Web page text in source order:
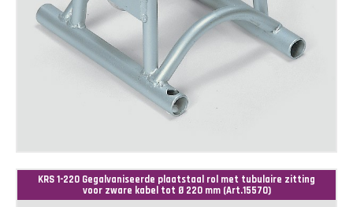
KRS 1-220 Gegalvaniseerde plaatstaal rol met tubulaire zitting
voor zware kabel tot Ø 220 mm (Art.15570)